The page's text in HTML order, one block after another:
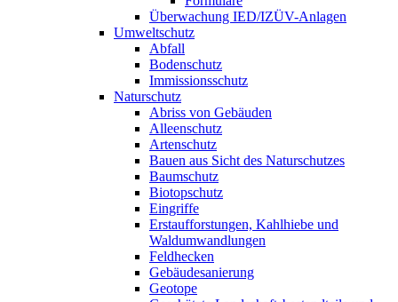
Überwachung IED/IZÜV-Anlagen
Umweltschutz
Abfall
Bodenschutz
Immissionsschutz
Naturschutz
Abriss von Gebäuden
Alleenschutz
Artenschutz
Bauen aus Sicht des Naturschutzes
Baumschutz
Biotopschutz
Eingriffe
Erstaufforstungen, Kahlhiebe und
Waldumwandlungen
Feldhecken
Gebäudesanierung
Geotope